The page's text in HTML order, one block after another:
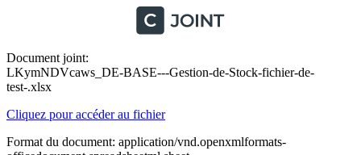
Document joint:
LKymNDVcaws_DE-BASE---Gestion-de-Stock-fichier-de-
test-.xlsx
Cliquez pour accéder au fichier
Format du document: application/vnd.openxmlformats-